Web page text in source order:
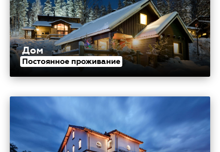
Дом
Постоянное проживание